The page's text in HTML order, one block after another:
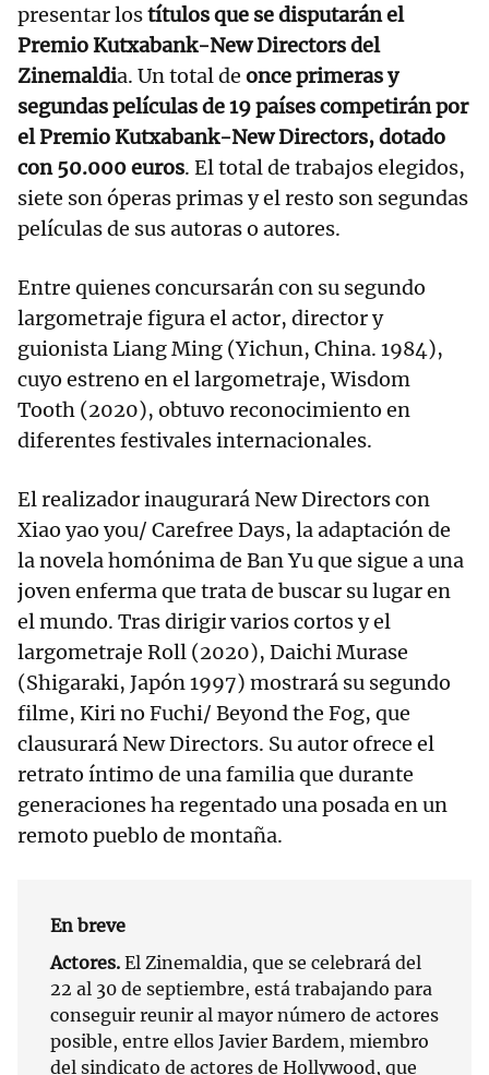
presentar lostítulos que se disputarán el
Premio Kutxabank-New Directors del
Zinemaldia. Un total de once primeras y
segundas películas de 19 países competirán por
el Premio Kutxabank-New Directors, dotado
con 50.000 euros. El total de trabajos elegidos,
siete son óperas primas y el resto son segundas
películas de sus autoras o autores.
Entre quienes concursarán con su segundo
largometraje figura el actor, director y
guionista Liang Ming (Yichun, China. 1984),
cuyo estreno en el largometraje, Wisdom
Tooth (2020), obtuvo reconocimiento en
diferentes festivales internacionales.
El realizador inaugurará New Directors con
Xiao yao you/ Carefree Days, la adaptación de
la novela homónima de Ban Yu que sigue a una
joven enferma que trata de buscar su lugar en
el mundo. Tras dirigir varios cortos y el
largometraje Roll (2020), Daichi Murase
(Shigaraki, Japón 1997) mostrará su segundo
filme, Kiri no Fuchi/ Beyond the Fog, que
clausurará New Directors. Su autor ofrece el
retrato íntimo de una familia que durante
generaciones ha regentado una posada en un
remoto pueblo de montaña.
En breve
Actores. El Zinemaldia, que se celebrará del
22 al 30 de septiembre, está trabajando para
conseguir reunir al mayor número de actores
posible, entre ellos Javier Bardem, miembro
del sindicato de actores de Hollywood, que